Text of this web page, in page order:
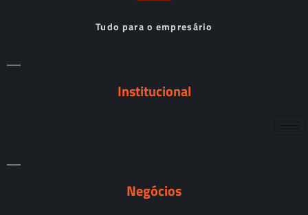
Tudo para o empresário
Institucional
Negócios